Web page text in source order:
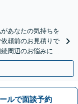
あなたの気持ちを
頼前のお見積りで
周辺のお悩みにも
ルで面談予約